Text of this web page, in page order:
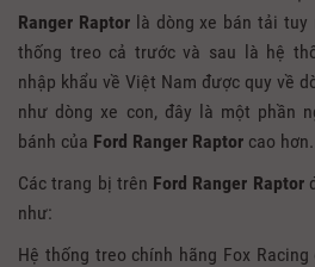
Ranger Raptorlà dòng xe bán tải tuy
thống treo cả trước và sau là hệ
nhập khẩu về Việt Nam được quy về
như dòng xe con, đây là một phần
bánh của Ford Ranger Raptor cao hơn.
Các trang bị trên Ford Ranger Raptor
như:
Hệ thống treo chính hãng Fox